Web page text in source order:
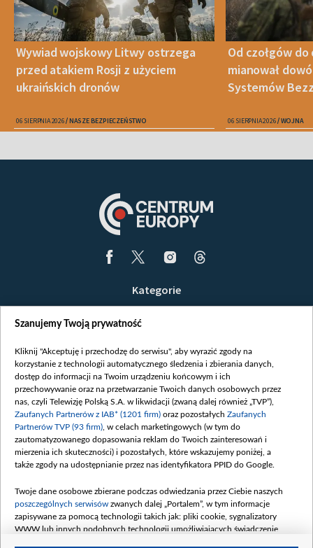
Wywiad wojskowy Litwy ostrzega
przed atakiem Rosji z użyciem
ukraińskich dronów
06 SIERPNIA 2026 NASZE BEZPIECZEŃSTWO
Od czołgów
mianował
Systemów
06 SIERPNIA 2026 WOJNA
Kategorie
Opinie
Białoruś / Polska
Czytelnia
Centrum Europy
O nas
Kontakt
Informacje o nadawcy
Serwisy partnerskie
belsat.eu
slava.tv
Szanujemy Twoją prywatność
Kliknij "Akceptuję i przechodzę do serwisu", aby wyrazić zgody na
korzystanie z technologii automatycznego śledzenia i zbierania danych,
dostęp do informacji na Twoim urządzeniu końcowym i ich
przechowywanie oraz na przetwarzanie Twoich danych osobowych przez
nas, czyli Telewizję Polską S.A. w likwidacji (zwaną dalej również „TVP”),
Zaufanych Partnerów z IAB* (1201 firm) oraz pozostałych Zaufanych
Partnerów TVP (93 firm) , w celach marketingowych (w tym do
zautomatyzowanego dopasowania reklam do Twoich zainteresowań i
mierzenia ich skuteczności) i pozostałych, które wskazujemy poniżej, a
także zgody na udostępnianie przez nas identyfikatora PPID do Google.
Twoje dane osobowe zbierane podczas odwiedzania przez Ciebie naszych
poszczególnych serwisów zwanych dalej „Portalem”, w tym informacje
zapisywane za pomocą technologii takich jak: pliki cookie, sygnalizatory
WWW lub innych podobnych technologii umożliwiających świadczenie